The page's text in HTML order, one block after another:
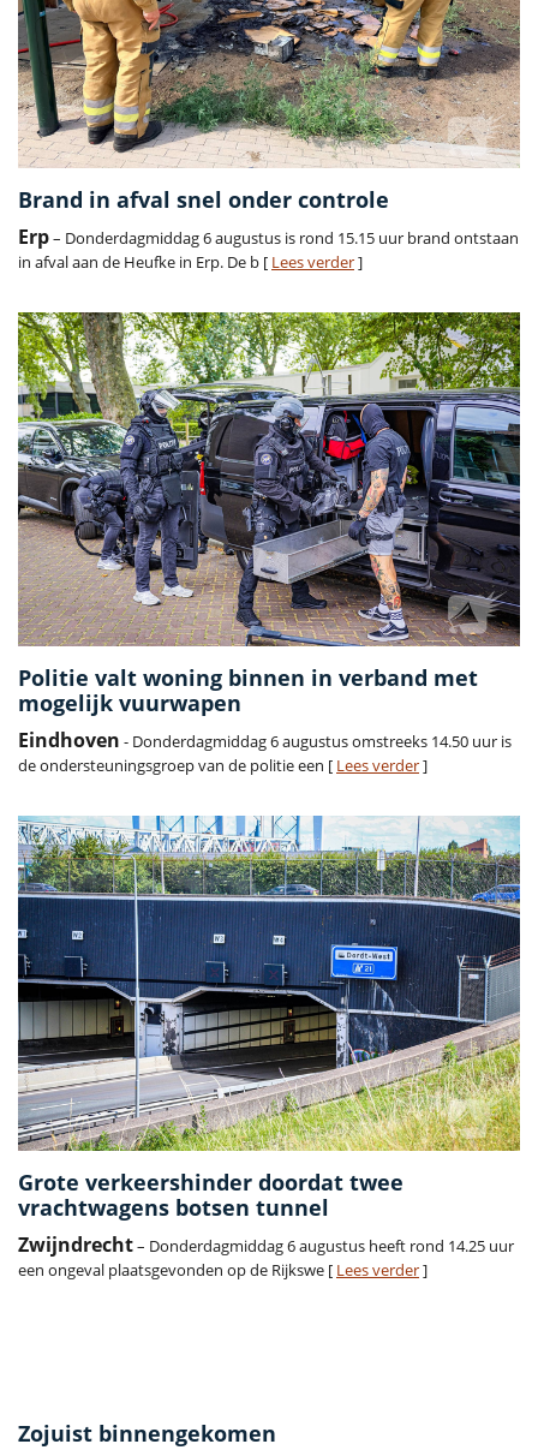
Brand in afval snel onder controle
Erp– Donderdagmiddag 6 augustus is rond 15.15 uur brand ontstaan
in afval aan de Heufke in Erp. De b [ Lees verder]
Politie valt woning binnen in verband met
mogelijk vuurwapen
Eindhoven - Donderdagmiddag 6 augustus omstreeks 14.50 uur is
de ondersteuningsgroep van de politie een [ Lees verder]
Grote verkeershinder doordat twee
vrachtwagens botsen tunnel
Zwijndrecht– Donderdagmiddag 6 augustus heeft rond 14.25 uur
een ongeval plaatsgevonden op de Rijkswe [ Lees verder]
Zojuist binnengekomen